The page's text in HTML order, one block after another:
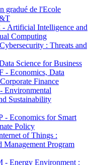
gradué de l'Ecole
Artificial Intelligence and
Computing
: Threats and
Science for Business
- Economics, Data
Finance
Environmental
Sustainability
- Economics for Smart
Policy
of Things :
Management Program
- Energy Environment :